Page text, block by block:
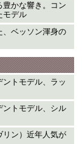
豊かな響き。コン
モデル
、ベッソン渾身の
トモデル、ラッ
ントモデル、シル
リン）近年人気が